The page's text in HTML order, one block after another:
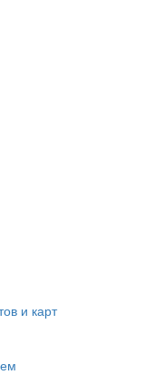
и карт